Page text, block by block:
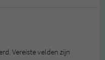
Vereiste velden zijn